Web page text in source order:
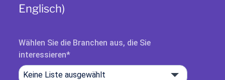
Englisch)
Wählen Sie die Branchen aus, die Sie
interessieren
Keine Liste ausgewählt